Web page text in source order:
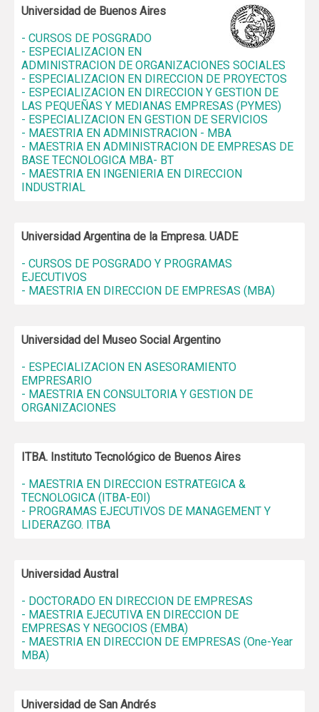
Universidad de Buenos Aires
- CURSOS DE POSGRADO
- ESPECIALIZACION EN
ADMINISTRACION DE ORGANIZACIONES SOCIALES
- ESPECIALIZACION EN DIRECCION DE PROYECTOS
- ESPECIALIZACION EN DIRECCION Y GESTION DE
LAS PEQUEÑAS Y MEDIANAS EMPRESAS (PYMES)
- ESPECIALIZACION EN GESTION DE SERVICIOS
- MAESTRIA EN ADMINISTRACION - MBA
- MAESTRIA EN ADMINISTRACION DE EMPRESAS DE
BASE TECNOLOGICA MBA- BT
- MAESTRIA EN INGENIERIA EN DIRECCION
INDUSTRIAL
Universidad Argentina de la Empresa. UADE
- CURSOS DE POSGRADO Y PROGRAMAS
EJECUTIVOS
- MAESTRIA EN DIRECCION DE EMPRESAS (MBA)
Universidad del Museo Social Argentino
- ESPECIALIZACION EN ASESORAMIENTO
EMPRESARIO
- MAESTRIA EN CONSULTORIA Y GESTION DE
ORGANIZACIONES
ITBA. Instituto Tecnológico de Buenos Aires
- MAESTRIA EN DIRECCION ESTRATEGICA &
TECNOLOGICA (ITBA-E0I)
- PROGRAMAS EJECUTIVOS DE MANAGEMENT Y
LIDERAZGO. ITBA
Universidad Austral
- DOCTORADO EN DIRECCION DE EMPRESAS
- MAESTRIA EJECUTIVA EN DIRECCION DE
EMPRESAS Y NEGOCIOS (EMBA)
- MAESTRIA EN DIRECCION DE EMPRESAS (One-Year
MBA)
Universidad de San Andrés